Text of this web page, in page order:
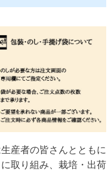
産者の皆さんとともに
取り組み、栽培・出荷